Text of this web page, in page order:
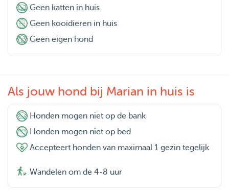
Geen katten in huis
Geen kooidieren in huis
Geen eigen hond
Als jouw hond bij Marian in huis is
Honden mogen niet op de bank
Honden mogen niet op bed
Accepteert honden van maximaal 1 gezin tegelijk
Wandelen om de 4-8 uur